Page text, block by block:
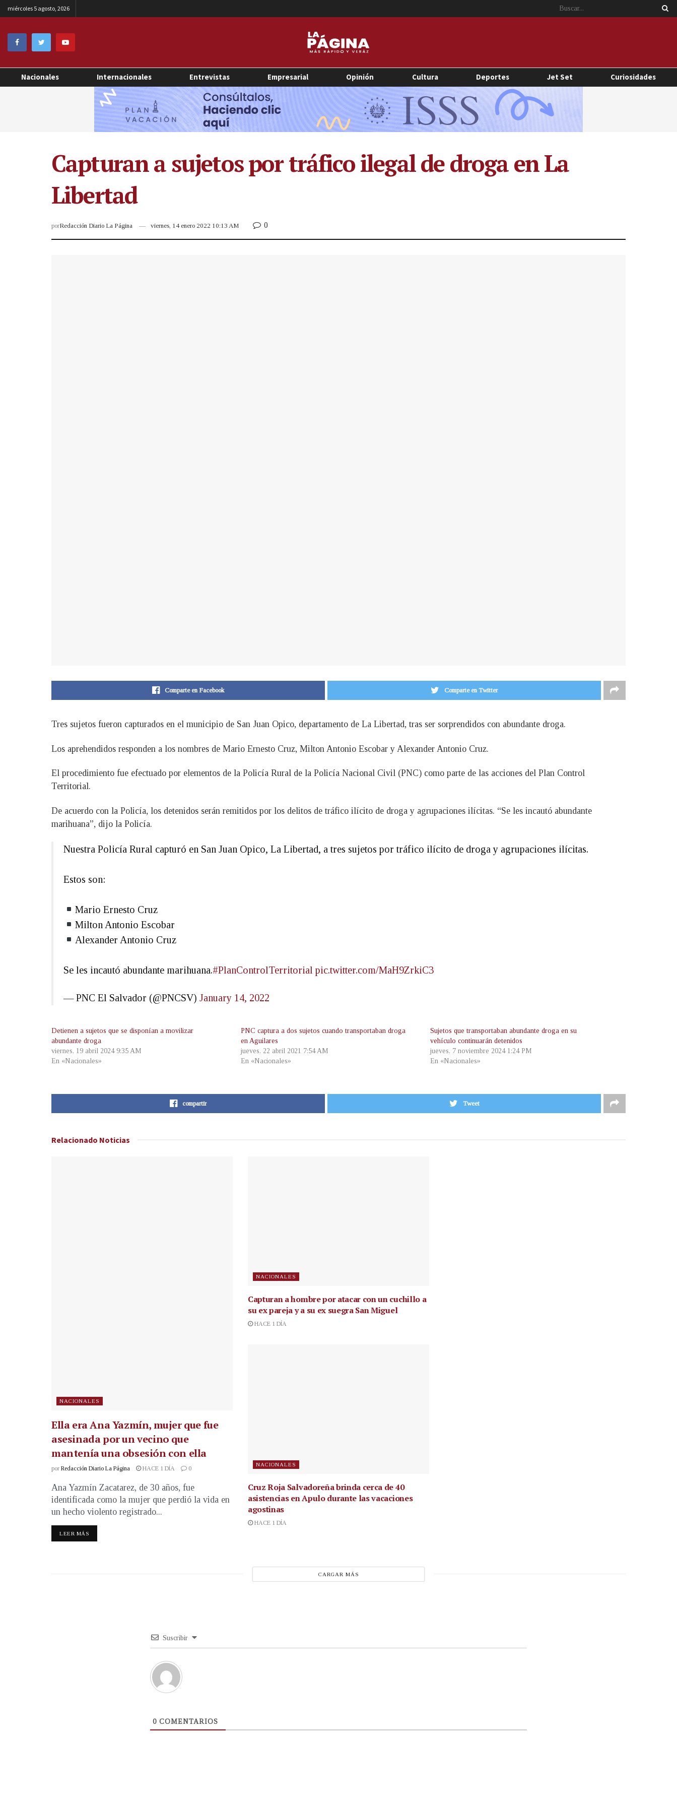
miércoles 5 agosto, 2026
Nacionales Internacionales Entrevistas Empresarial Opinión Cultura Deportes Jet Set Curiosidades
Capturan a sujetos por tráfico ilegal de droga en La
Libertad
porRedacción Diario La Página viernes, 14 enero 2022 10:13 AM 0
Comparte en Facebook Comparte en Twitter
Tres sujetos fueron capturados en el municipio de San Juan Opico, departamento de La Libertad, tras ser sorprendidos con abundante droga.
Los aprehendidos responden a los nombres de Mario Ernesto Cruz, Milton Antonio Escobar y Alexander Antonio Cruz.
El procedimiento fue efectuado por elementos de la Policía Rural de la Policía Nacional Civil (PNC) como parte de las acciones del Plan Control
Territorial.
De acuerdo con la Policía, los detenidos serán remitidos por los delitos de tráfico ilícito de droga y agrupaciones ilícitas. “Se les incautó abundante
marihuana”, dijo la Policía.
Nuestra Policía Rural capturó en San Juan Opico, La Libertad, a tres sujetos por tráfico ilícito de droga y agrupaciones ilícitas.
Estos son:
Mario Ernesto Cruz
Milton Antonio Escobar
Alexander Antonio Cruz
Se les incautó abundante marihuana.#PlanControlTerritorial pic.twitter.com/MaH9ZrkiC3
— PNC El Salvador (@PNCSV) January 14, 2022
Detienen a sujetos que se disponían a movilizar
abundante droga
viernes, 19 abril 2024 9:35 AM
En «Nacionales»
PNC captura a dos sujetos cuando transportaban droga
en Aguilares
jueves, 22 abril 2021 7:54 AM
En «Nacionales»
Sujetos que transportaban abundante droga en su
vehículo continuarán detenidos
jueves, 7 noviembre 2024 1:24 PM
En «Nacionales»
compartir Tweet
Relacionado Noticias
NACIONALES
Ella era Ana Yazmín, mujer que fue
asesinada por un vecino que
mantenía una obsesión con ella
por Redacción Diario La Página HACE 1 DÍA 0
Ana Yazmín Zacatarez, de 30 años, fue
identificada como la mujer que perdió la vida en
un hecho violento registrado...
LEER MÁS
NACIONALES
Capturan a hombre por atacar con un cuchillo a
su ex pareja y a su ex suegra San Miguel
HACE 1 DÍA
NACIONALES
Cruz Roja Salvadoreña brinda cerca de 40
asistencias en Apulo durante las vacaciones
agostinas
HACE 1 DÍA
CARGAR MÁS
Suscribir
0 COMENTARIOS